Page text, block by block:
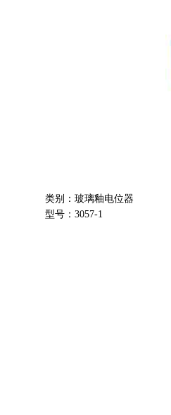
类别：玻璃釉电位器
型号：3057-1